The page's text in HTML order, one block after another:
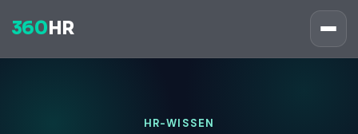
360 HR
HR-WISSEN